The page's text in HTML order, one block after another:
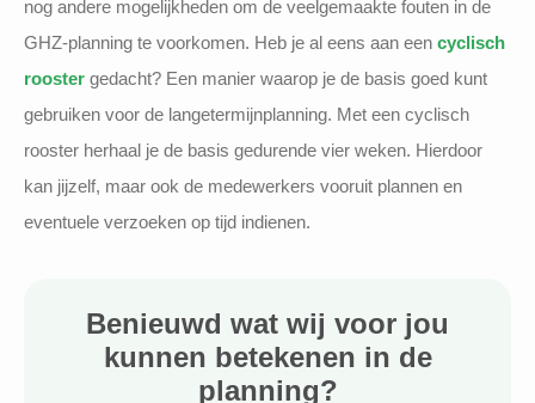
nog andere mogelijkheden om de veelgemaakte fouten in de
GHZ-planning te voorkomen. Heb je al eens aan een cyclisch
rooster gedacht? Een manier waarop je de basis goed kunt
gebruiken voor de langetermijnplanning. Met een cyclisch
rooster herhaal je de basis gedurende vier weken. Hierdoor
kan jijzelf, maar ook de medewerkers vooruit plannen en
eventuele verzoeken op tijd indienen.
Benieuwd wat wij voor jou
kunnen betekenen in de
planning?